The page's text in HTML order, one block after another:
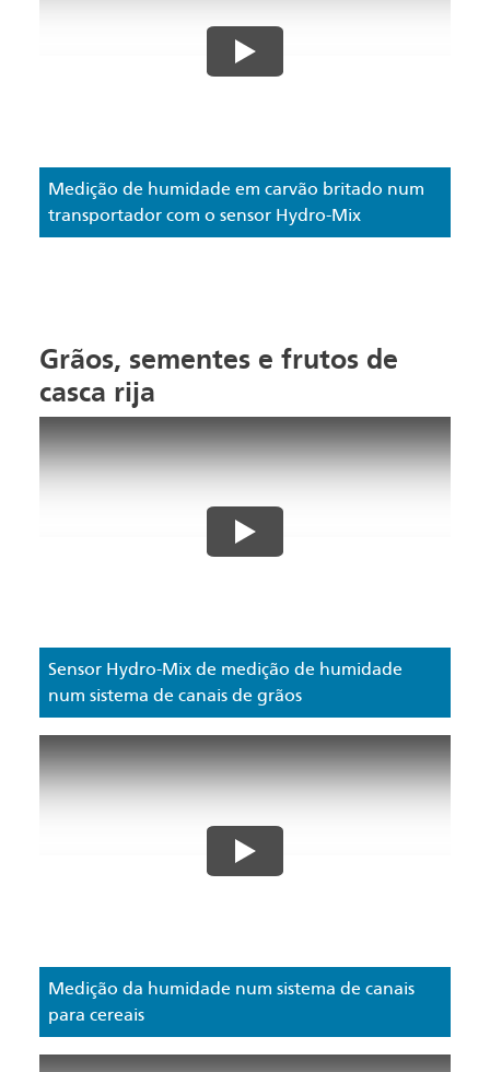
Medição de humidade em carvão britado num
transportador com o sensor Hydro-Mix
Grãos, sementes e frutos de
casca rija
Sensor Hydro-Mix de medição de humidade
num sistema de canais de grãos
Medição da humidade num sistema de canais
para cereais